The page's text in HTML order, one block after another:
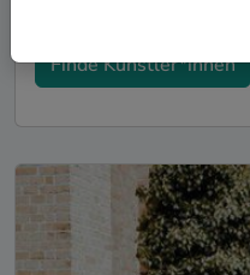
Finde Künstler*innen